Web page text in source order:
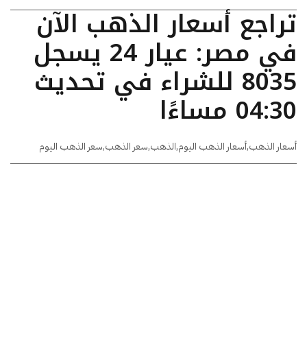
تراجع أسعار الذهب الآن
في مصر: عيار 24 يسجل
8035 للشراء في تحديث
04:30 مساءًا
أسعار الذهب,أسعار الذهب اليوم,الذهب,سعر الذهب,سعر الذهب اليوم